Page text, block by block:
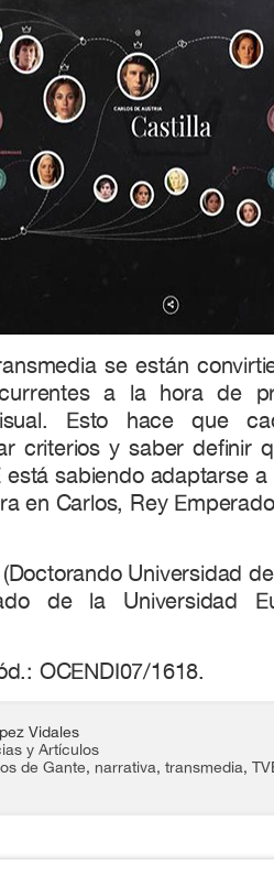
se están
a la hora de
Esto hace que
criterios y saber definir
está sabiendo adaptarse
en Carlos, Rey
Universidad
de la Universidad
OCENDI07/1618.
Vidales
y Artículos
de Gante, narrativa, transmedia,